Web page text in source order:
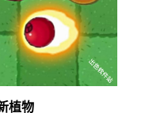
植物